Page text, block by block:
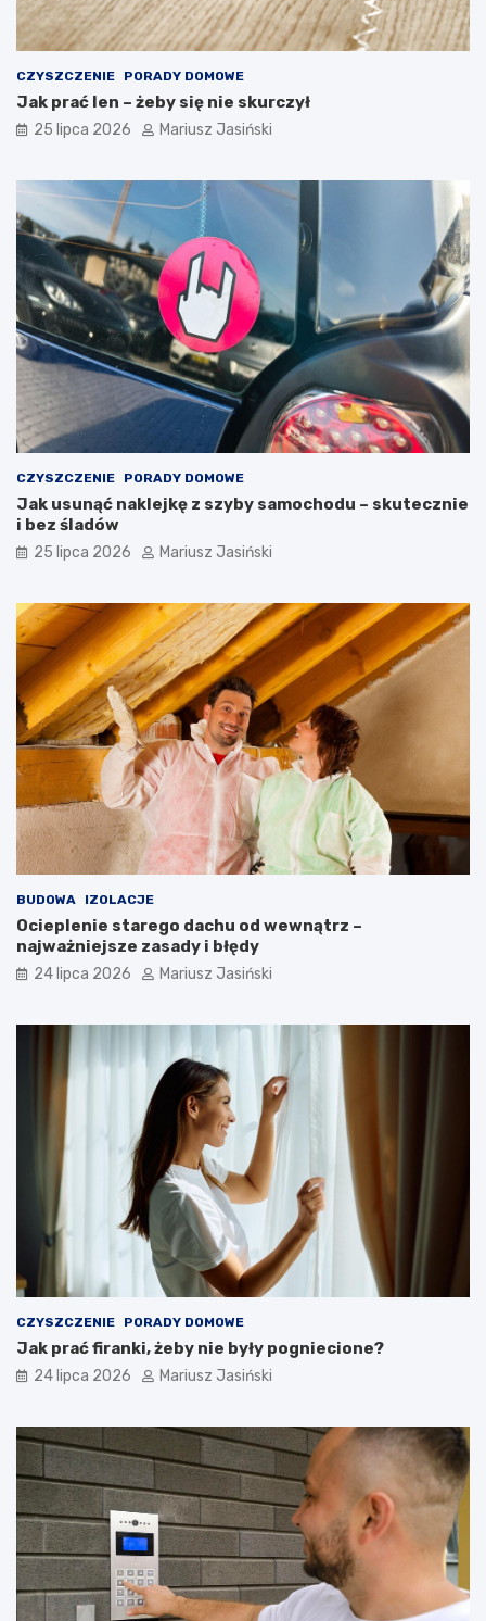
CZYSZCZENIE PORADY DOMOWE
Jak prać len – żeby się nie skurczył
25 lipca 2026 Mariusz Jasiński
CZYSZCZENIE PORADY DOMOWE
Jak usunąć naklejkę z szyby samochodu – skutecznie
i bez śladów
25 lipca 2026 Mariusz Jasiński
BUDOWA IZOLACJE
Ocieplenie starego dachu od wewnątrz –
najważniejsze zasady i błędy
24 lipca 2026 Mariusz Jasiński
CZYSZCZENIE PORADY DOMOWE
Jak prać firanki, żeby nie były pogniecione?
24 lipca 2026 Mariusz Jasiński